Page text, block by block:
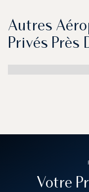
Autres
Privés Près
Votre